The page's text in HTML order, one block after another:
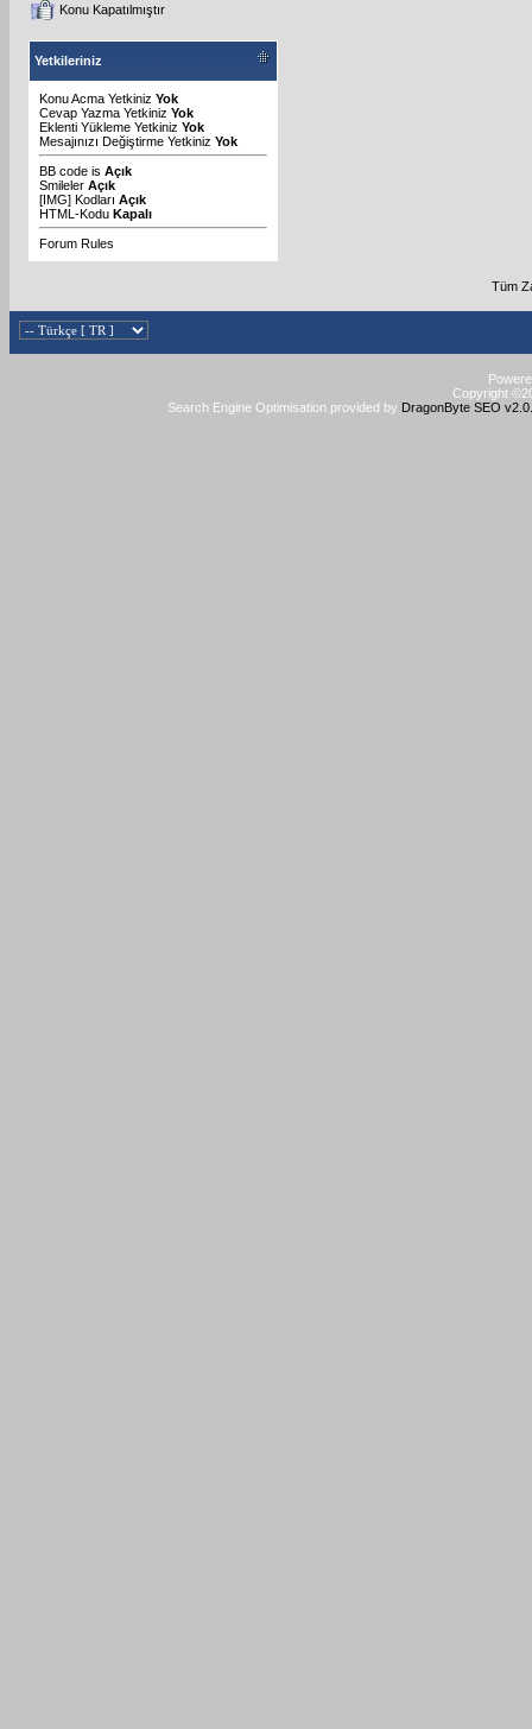
Konu Kapatılmıştır
Yetkileriniz
Konu Acma Yetkiniz Yok
Cevap Yazma Yetkiniz Yok
Eklenti Yükleme Yetkiniz Yok
Mesajınızı Değiştirme Yetkiniz Yok
BB code is Açık
Smileler Açık
[IMG] Kodları Açık
HTML-Kodu Kapalı
Forum Rules
Tüm
Copyright
Search Engine Optimisation provided by DragonByte SEO